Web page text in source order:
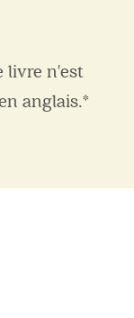
livre n'est
anglais.*